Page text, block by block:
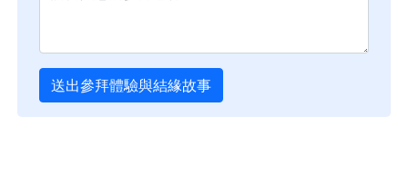
送出參拜體驗與結緣故事